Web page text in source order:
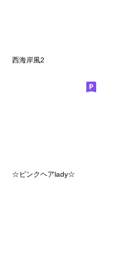
西海岸風2
☆ピンクヘアlady☆